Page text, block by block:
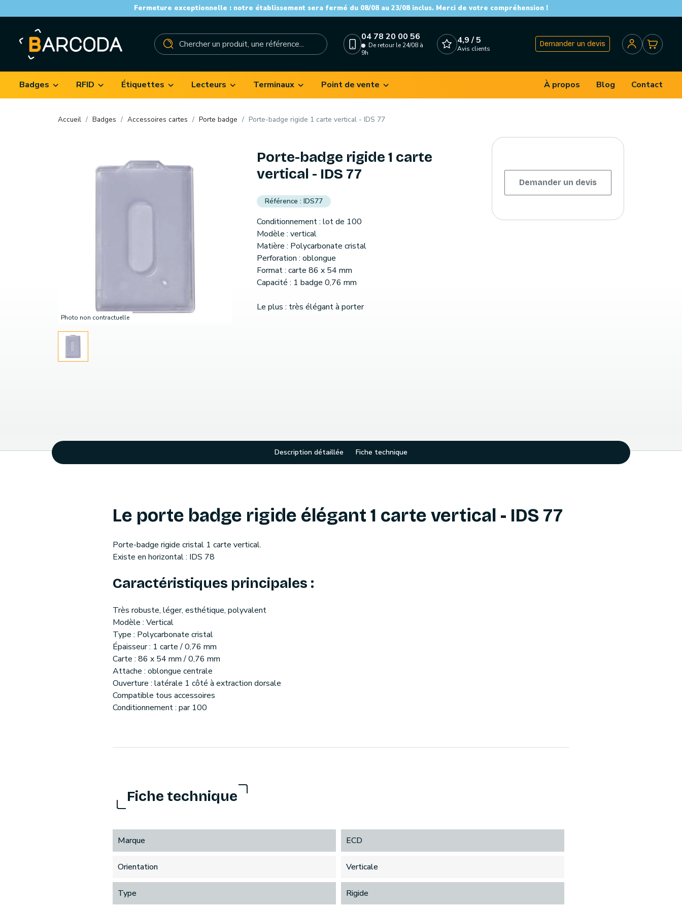
Fermeture exceptionnelle : notre établissement sera fermé du 08/08 au 23/08 inclus. Merci de votre compréhension !
04 78 20 00 56
De retour le 24/08 à
9h
4,9 / 5
Avis clients
Demander un devis
Badges RFID Étiquettes Lecteurs Terminaux Point de vente À propos Blog Contact
Accueil Badges Accessoires cartes Porte badge Porte-badge rigide 1 carte vertical - IDS 77
Photo non contractuelle
Porte-badge rigide 1 carte
vertical - IDS 77
IDS77
Conditionnement : lot de 100
Modèle : vertical
Matière : Polycarbonate cristal
Perforation : oblongue
Format : carte 86 x 54 mm
Capacité : 1 badge 0,76 mm
Le plus : très élégant à porter
Demander un devis
Description détaillée Fiche technique
Le porte badge rigide élégant 1 carte vertical - IDS 77
Porte-badge rigide cristal 1 carte vertical.
Existe en horizontal : IDS 78
Caractéristiques principales :
Très robuste, léger, esthétique, polyvalent
Modèle : Vertical
Type : Polycarbonate cristal
Épaisseur : 1 carte / 0,76 mm
Carte : 86 x 54 mm / 0,76 mm
Attache : oblongue centrale
Ouverture : latérale 1 côté à extraction dorsale
Compatible tous accessoires
Conditionnement : par 100
Fiche technique
Marque ECD
Orientation Verticale
Type Rigide